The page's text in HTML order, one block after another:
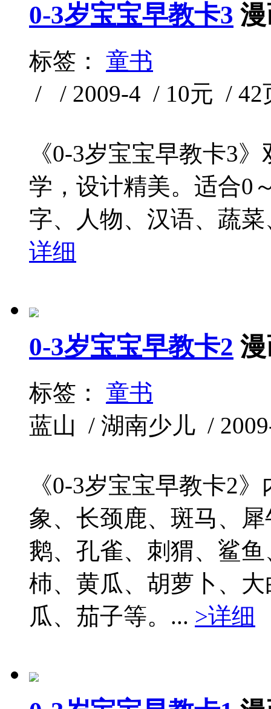
0-3岁宝宝早教卡3
标签： 童书
/ / 2009-4 / 10元 / 42
《0-3岁宝宝早教卡3
学，设计精美。适合0
字、人物、汉语、蔬
详细
0-3岁宝宝早教卡2
标签： 童书
蓝山 / 湖南少儿 /
《0-3岁宝宝早教卡2
象、长颈鹿、斑马、
鹅、孔雀、刺猬、鲨
杮、黄瓜、胡萝卜、
瓜、茄子等。... >详细